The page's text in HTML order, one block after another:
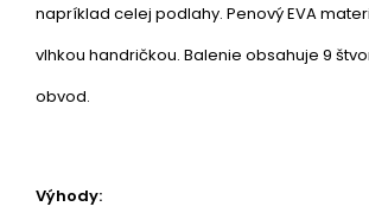
napríklad celej podlahy. Penový EVA
vlhkou handričkou. Balenie obsahuje 9
obvod.
Výhody: